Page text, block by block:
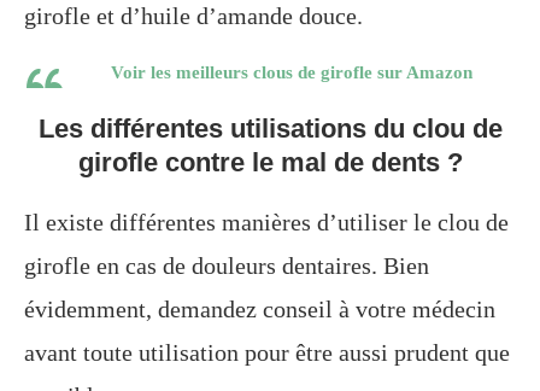
girofle et d’huile d’amande douce.
Voir les meilleurs clous de girofle sur Amazon
Les différentes utilisations du clou de
girofle contre le mal de dents ?
Il existe différentes manières d’utiliser le clou de
girofle en cas de douleurs dentaires. Bien
évidemment, demandez conseil à votre médecin
avant toute utilisation pour être aussi prudent que